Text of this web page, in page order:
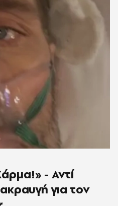
- Αντί
για τον